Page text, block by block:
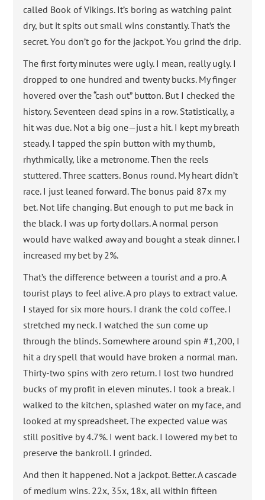
called Book of Vikings. It’s boring as watching paint
dry, but it spits out small wins constantly. That’s the
secret. You don’t go for the jackpot. You grind the drip.
The first forty minutes were ugly. I mean, really ugly. I
dropped to one hundred and twenty bucks. My finger
hovered over the “cash out” button. But I checked the
history. Seventeen dead spins in a row. Statistically, a
hit was due. Not a big one—just a hit. I kept my breath
steady. I tapped the spin button with my thumb,
rhythmically, like a metronome. Then the reels
stuttered. Three scatters. Bonus round. My heart didn’t
race. I just leaned forward. The bonus paid 87x my
bet. Not life changing. But enough to put me back in
the black. I was up forty dollars. A normal person
would have walked away and bought a steak dinner. I
increased my bet by 2%.
That’s the difference between a tourist and a pro. A
tourist plays to feel alive. A pro plays to extract value.
I stayed for six more hours. I drank the cold coffee. I
stretched my neck. I watched the sun come up
through the blinds. Somewhere around spin #1,200, I
hit a dry spell that would have broken a normal man.
Thirty-two spins with zero return. I lost two hundred
bucks of my profit in eleven minutes. I took a break. I
walked to the kitchen, splashed water on my face, and
looked at my spreadsheet. The expected value was
still positive by 4.7%. I went back. I lowered my bet to
preserve the bankroll. I grinded.
And then it happened. Not a jackpot. Better. A cascade
of medium wins. 22x, 35x, 18x, all within fifteen